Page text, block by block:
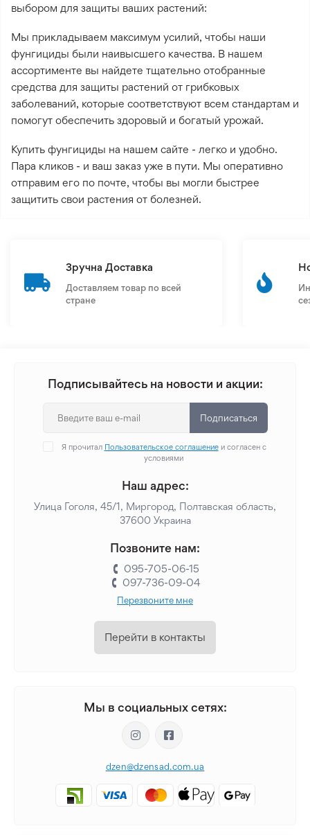
выбором для защиты ваших растений:
Мы прикладываем максимум усилий, чтобы наши
фунгициды были наивысшего качества. В нашем
ассортименте вы найдете тщательно отобранные
средства для защиты растений от грибковых
заболеваний, которые соответствуют всем стандартам и
помогут обеспечить здоровый и богатый урожай.
Купить фунгициды на нашем сайте - легко и удобно.
Пара кликов - и ваш заказ уже в пути. Мы оперативно
отправим его по почте, чтобы вы могли быстрее
защитить свои растения от болезней.
Зручна Доставка
Доставляем товар по всей
стране
Подписывайтесь на новости и акции:
Подписаться
Я прочитал Пользовательское соглашениеи согласен с
условиями
Наш адрес:
Улица Гоголя, 45/1, Миргород, Полтавская область,
37600 Украина
Позвоните нам:
095-705-06-15
097-736-09-04
Перезвоните мне
Перейти в контакты
Мы в социальных сетях:
dzen@dzensad.com.ua